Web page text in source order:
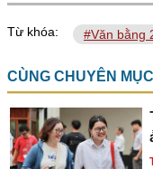
Từ khóa: #Văn bằng
CÙNG CHUYÊN MỤC